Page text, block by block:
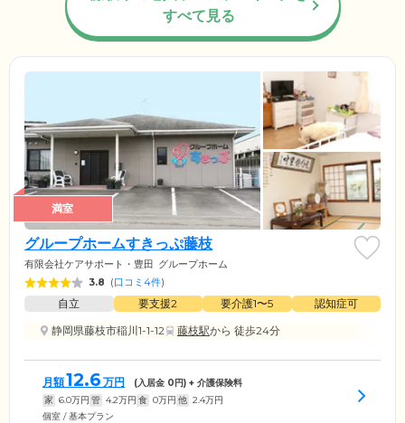
すべて見る
満室
グループホームすきっぷ藤枝
有限会社ケアサポート・豊田 グループホーム
3.8 (口コミ4件)
自立 要支援2 要介護1〜5
認知症可
静岡県藤枝市稲川1-1-12
藤枝駅から 徒歩24分
月額12.6 万円 (入居金 0円) + 介護保険料
家 6.0万円 管 4.2万円 食 0万円 他 2.4万円
個室 / 基本プラン